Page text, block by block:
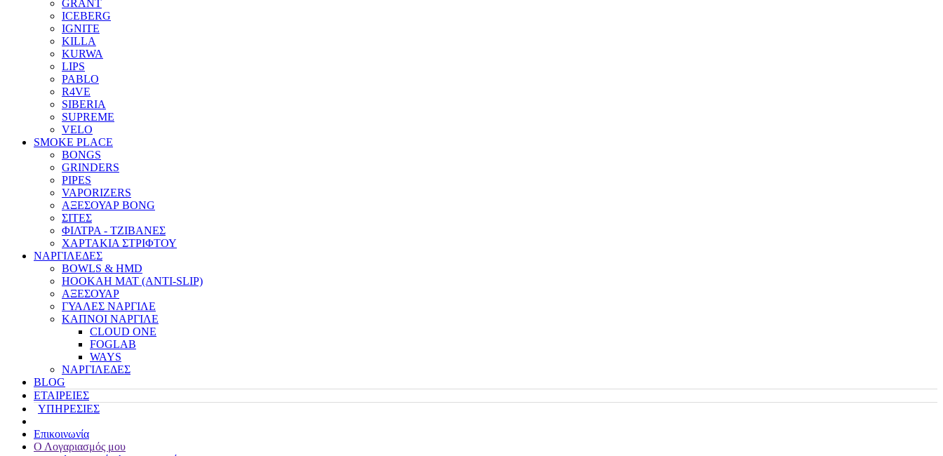
GRANT
ICEBERG
IGNITE
KILLA
KURWA
LIPS
PABLO
R4VE
SIBERIA
SUPREME
VELO
SMOKE PLACE
BONGS
GRINDERS
PIPES
VAPORIZERS
ΑΞΕΣΟΥΑΡ BONG
ΣΙΤΕΣ
ΦΙΛΤΡΑ - ΤΖΙΒΑΝΕΣ
ΧΑΡΤΑΚΙΑ ΣΤΡΙΦΤΟΥ
ΝΑΡΓΙΛΕΔΕΣ
BOWLS & HMD
HOOKAH MAT (ANTI-SLIP)
ΑΞΕΣΟΥΑΡ
ΓΥΑΛΕΣ ΝΑΡΓΙΛΕ
ΚΑΠΝΟΙ ΝΑΡΓΙΛΕ
CLOUD ONE
FOGLAB
WAYS
ΝΑΡΓΙΛΕΔΕΣ
BLOG
ΕΤΑΙΡΕΙΕΣ
ΥΠΗΡΕΣΙΕΣ
Επικοινωνία
Ο Λογαριασμός μου